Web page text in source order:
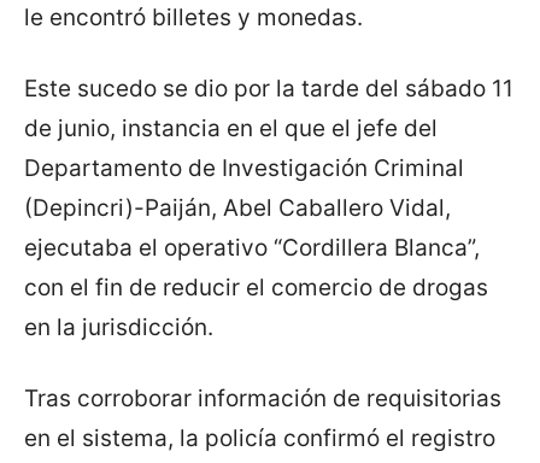
le encontró billetes y monedas.
Este sucedo se dio por la tarde del sábado 11
de junio, instancia en el que el jefe del
Departamento de Investigación Criminal
(Depincri)-Paiján, Abel Caballero Vidal,
ejecutaba el operativo “Cordillera Blanca”,
con el fin de reducir el comercio de drogas
en la jurisdicción.
Tras corroborar información de requisitorias
en el sistema, la policía confirmó el registro